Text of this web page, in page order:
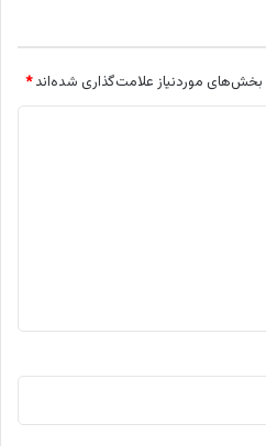
بخش‌های موردنیاز علامت‌گذاری شده‌اند*